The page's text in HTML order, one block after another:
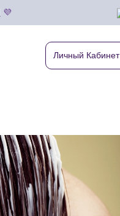
💜
Личный Кабинет